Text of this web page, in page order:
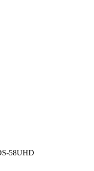
58UHD